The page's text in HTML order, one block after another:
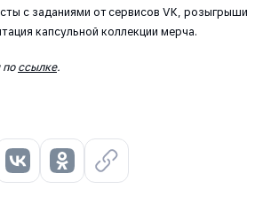
с заданиями от сервисов VK, розыгрыши
капсульной коллекции мерча.
поссылке.